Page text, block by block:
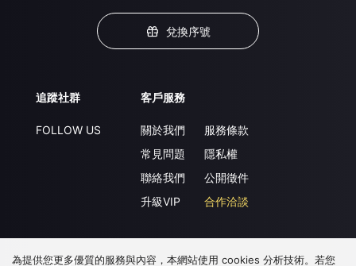
兌換序號
追蹤社群
FOLLOW US
客戶服務
關於我們
常見問題
聯絡我們
升級VIP
服務條款
隱私權
公開徵件
合作洽談
下載 APP
為提供您更多優質的服務與內容，本網站使用 cookies 分析技術。若您